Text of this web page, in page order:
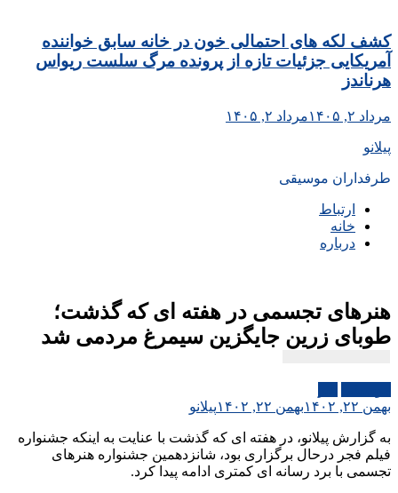
کشف لکه های احتمالی خون در خانه سابق خواننده
آمریکایی جزئیات تازه از پرونده مرگ سلست ریواس
هرناندز
مرداد ۲, ۱۴۰۵ مرداد ۲, ۱۴۰۵
پیلانو
طرفداران موسیقی
ارتباط
خانه
درباره
هنرهای تجسمی در هفته ای که گذشت؛
طوبای زرین جایگزین سیمرغ مردمی شد
بهمن ۲۲, ۱۴۰۲
بهمن ۲۲, ۱۴۰۲ پیلانو
به گزارش پیلانو، در هفته ای که گذشت با عنایت به اینکه جشنواره
فیلم فجر درحال برگزاری بود، شانزدهمین جشنواره هنرهای
تجسمی با برد رسانه ای کمتری ادامه پیدا کرد.